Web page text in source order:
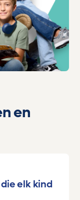
en
elk kind